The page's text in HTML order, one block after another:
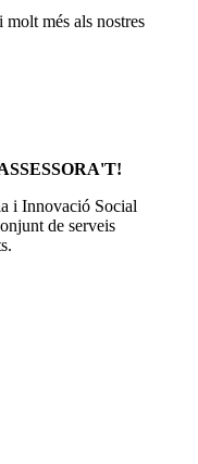
més als nostres
i Innovació Social
de serveis